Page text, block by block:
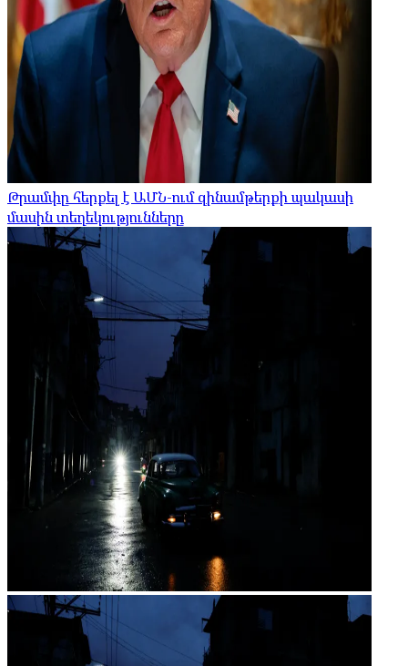
Թրամփը հերքել է ԱՄՆ-ում զինամթերքի պակասի
մասին տեղեկությունները